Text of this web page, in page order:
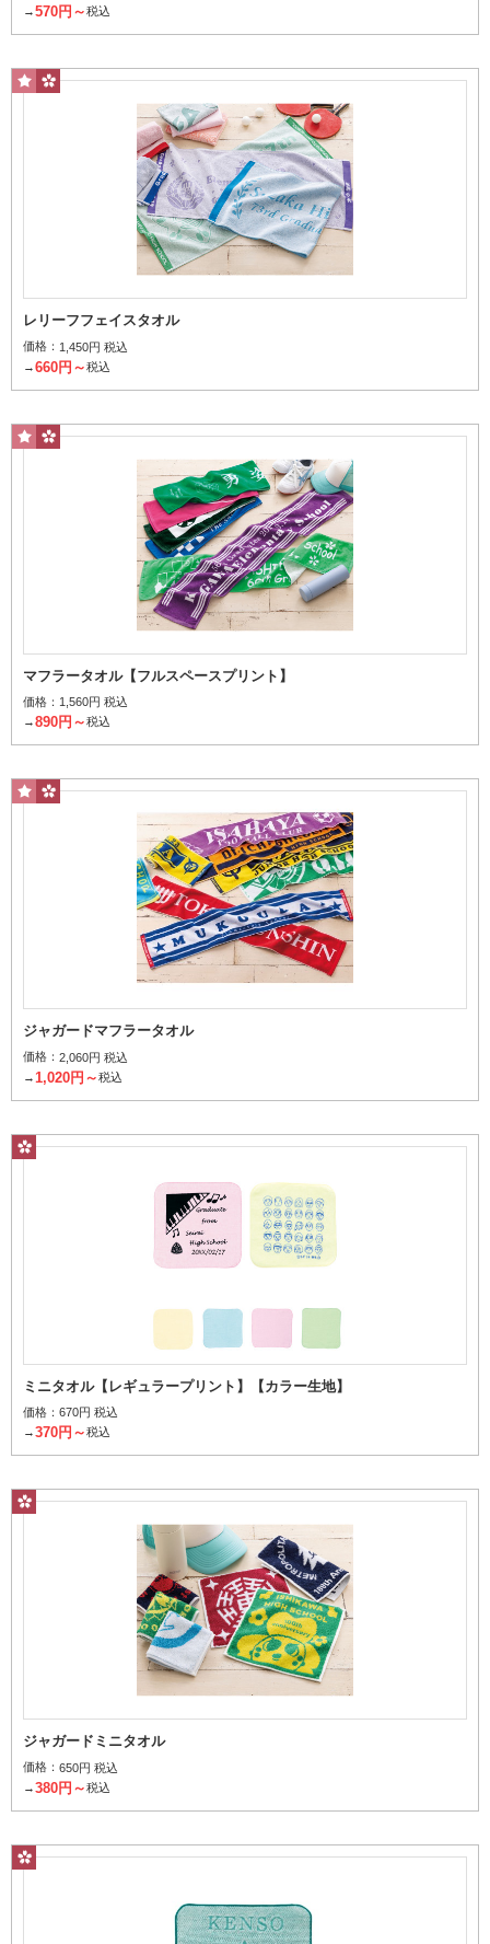
お風呂上りに体を拭くのにおすすめのサイズ
ハンカチとして毎日持ち歩ける定番サイズ
手や顔を拭くのに最適
加工の種類から探す
ジャガード（2色毛違い）
パイルの上げ下げでデザインを表現
フルスペースプリント
タオル全面を染めてプリント
レギュラープリント
タオル表面にインクをのせてプリント
レリーフ（上げ落ち）
→570円～税込
レリーフフェイスタオル
価格： 1,450円 税込
→660円～税込
マフラータオル【フルスペースプリント】
価格： 1,560円 税込
→890円～税込
ジャガードマフラータオル
価格： 2,060円 税込
→ 1,020円～税込
ミニタオル【レギュラープリント】【カラー生地】
価格： 670円 税込
→370円～税込
ジャガードミニタオル
価格： 650円 税込
→380円～税込